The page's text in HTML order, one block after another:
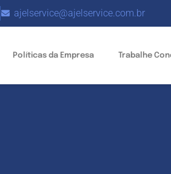
ajelservice@ajelservice.com.br
Políticas da Empresa Trabalhe